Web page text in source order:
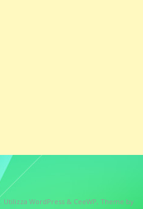
. Utilizza WordPress& CeeWP, Theme by